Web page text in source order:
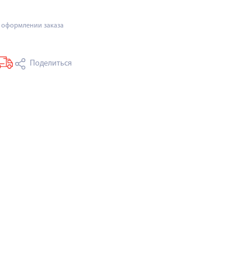
оформлении заказа
Поделиться